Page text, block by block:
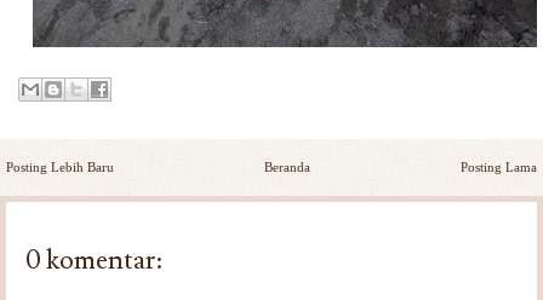
Posting Lebih Baru Posting Lama
Beranda
0 komentar: